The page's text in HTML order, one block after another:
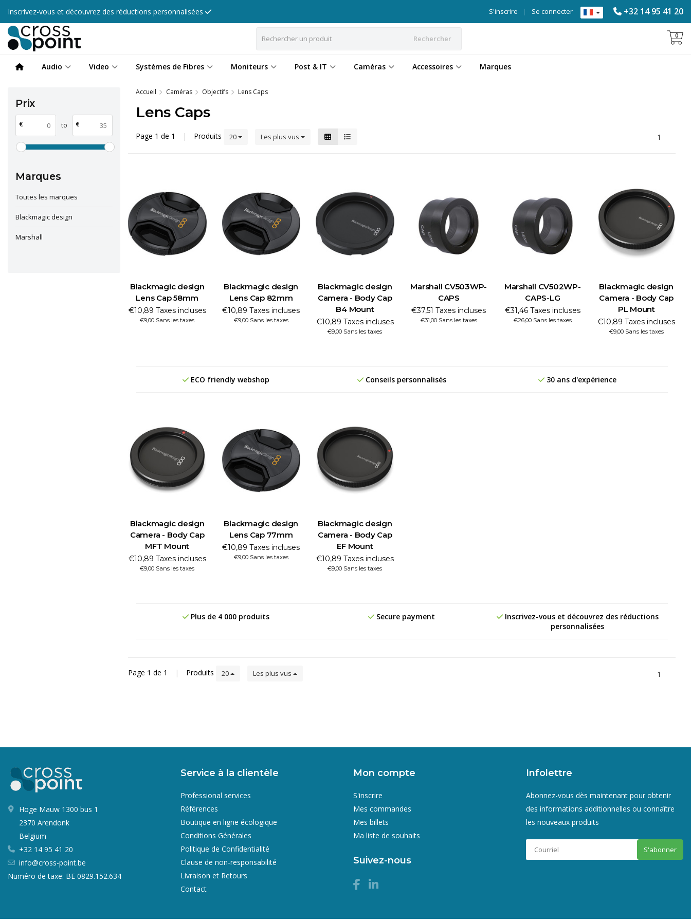
Inscrivez-vous et découvrez des réductions personnalisées +32 14 95 41 20
Se connecter
|
S'inscrire
Rechercher 0
Audio Video Systèmes de Fibres Moniteurs Post & IT Caméras Accessoires Marques
Prix
€ to €
Marques
Toutes les marques
Blackmagic design
Marshall
Accueil Caméras Objectifs Lens Caps
Lens Caps
Page 1 de 1 | Produits 20 Les plus vus 1
Blackmagic design
Lens Cap 58mm
€10,89 Taxes incluses
€9,00 Sans les taxes
Blackmagic design
Lens Cap 82mm
€10,89 Taxes incluses
€9,00 Sans les taxes
Blackmagic design
Camera - Body Cap
B4 Mount
€10,89 Taxes incluses
€9,00 Sans les taxes
Marshall CV503WP-
CAPS
€37,51 Taxes incluses
€31,00 Sans les taxes
Marshall CV502WP-
CAPS-LG
€31,46 Taxes incluses
€26,00 Sans les taxes
Blackmagic design
Camera - Body Cap
PL Mount
€10,89 Taxes incluses
€9,00 Sans les taxes
ECO friendly webshop Conseils personnalisés 30 ans d'expérience
Blackmagic design
Camera - Body Cap
MFT Mount
€10,89 Taxes incluses
€9,00 Sans les taxes
Blackmagic design
Lens Cap 77mm
€10,89 Taxes incluses
€9,00 Sans les taxes
Blackmagic design
Camera - Body Cap
EF Mount
€10,89 Taxes incluses
€9,00 Sans les taxes
Plus de 4 000 produits Secure payment
Inscrivez-vous et découvrez des réductions
personnalisées
Page 1 de 1 | Produits 20 Les plus vus 1
Hoge Mauw 1300 bus 1
2370 Arendonk
Belgium
+32 14 95 41 20
info@cross-point.be
Numéro de taxe: BE 0829.152.634
Service à la clientèle
Professional services
Références
Boutique en ligne écologique
Conditions Générales
Politique de Confidentialité
Clause de non-responsabilité
Livraison et Retours
Contact
Mon compte
S'inscrire
Mes commandes
Mes billets
Ma liste de souhaits
Suivez-nous
Infolettre
Abonnez-vous dès maintenant pour obtenir
des informations additionnelles ou connaître
les nouveaux produits
S'abonner